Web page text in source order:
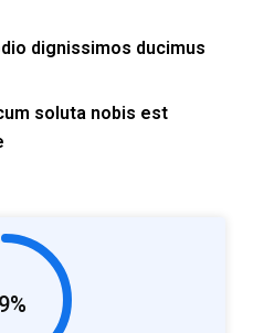
dignissimos ducimus
soluta nobis est